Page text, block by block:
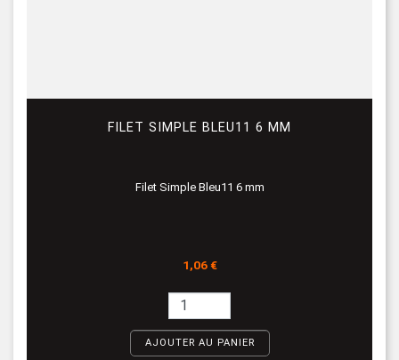
FILET SIMPLE BLEU11 6 MM
Filet Simple Bleu11 6 mm
Prix
1,06 €
AJOUTER AU PANIER